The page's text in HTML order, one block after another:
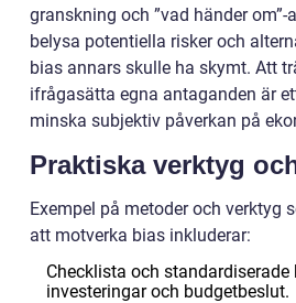
granskning och ”vad händer
belysa potentiella risker och
bias annars skulle ha skymt. Att
ifrågasätta egna antaganden är
minska subjektiv påverkan på
Praktiska verktyg
Exempel på metoder och verktyg
att motverka bias inkluderar:
Checklista och standardiserade
investeringar och budgetbeslut.